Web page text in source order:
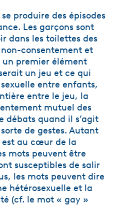
produire des épisodes
Les garçons sont
dans les toilettes des
consentement et
un premier élément
un jeu et ce qui
entre enfants,
entre le jeu, la
mutuel des
débats quand il s’agit
de gestes. Autant
est au cœur de la
mots peuvent être
susceptibles de salir
les mots peuvent dire
hétérosexuelle et la
(cf. le mot « gay »